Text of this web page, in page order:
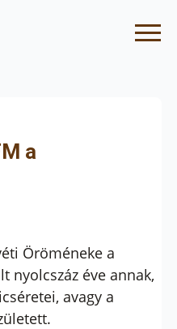
a
Öröméneke a
nyolcszáz éve annak,
avagy a